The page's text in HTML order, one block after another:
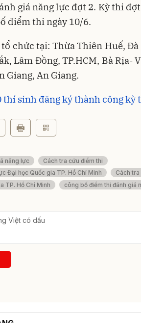
giá năng lực đợt 2. Kỳ thi
điểm thi ngày 10/6.
chức tại: Thừa Thiên Huế,
Lâm Đồng, TP.HCM, Bà Rịa-
Giang, An Giang.
thí sinh đăng ký thành công kỳ
năng lực
Cách tra cứu điểm thi
Đại học Quốc gia TP. Hồ Chí Minh
Cách
TP. Hồ Chí Minh
công bố điểm thi đánh giá